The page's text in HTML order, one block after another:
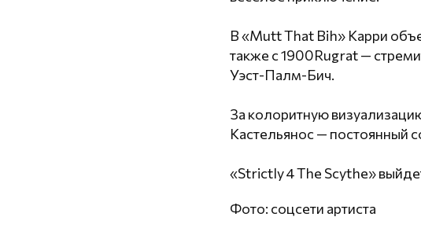
В «Mutt That Bih» Карри
также с 1900Rugrat —
Уэст-Палм-Бич.
За колоритную
Кастельянос — постоянный
«Strictly 4 The Scythe»
Фото: соцсети артиста